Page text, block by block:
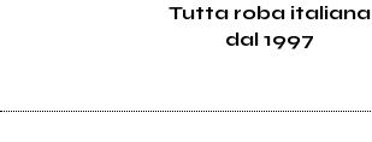
Tutta roba italiana
dal 1997